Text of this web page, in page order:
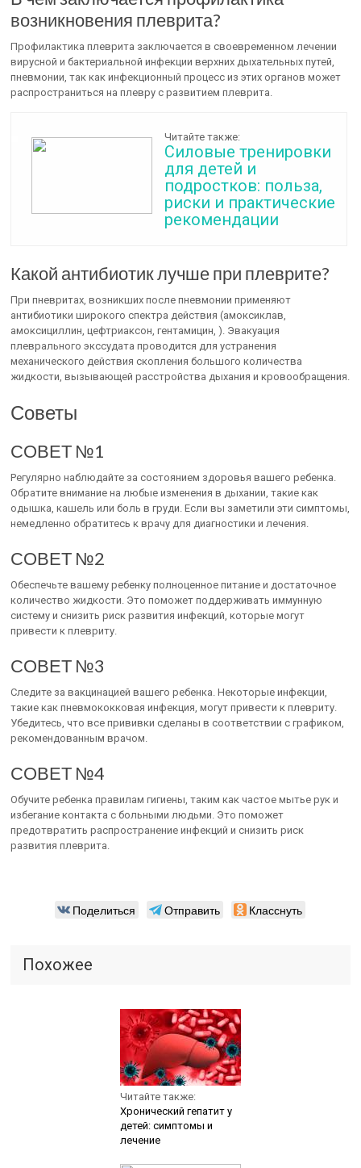
возникновения плеврита?
Профилактика плеврита заключается в своевременном лечении
вирусной и бактериальной инфекции верхних дыхательных путей,
пневмонии, так как инфекционный процесс из этих органов может
распространиться на плевру с развитием плеврита.
Читайте также:
Силовые тренировки
для детей и
подростков: польза,
риски и практические
рекомендации
Какой антибиотик лучше при плеврите?
При пневритах, возникших после пневмонии применяют
антибиотики широкого спектра действия (амоксиклав,
амоксициллин, цефтриаксон, гентамицин, ). Эвакуация
плеврального экссудата проводится для устранения
механического действия скопления большого количества
жидкости, вызывающей расстройства дыхания и кровообращения.
Советы
СОВЕТ №1
Регулярно наблюдайте за состоянием здоровья вашего ребенка.
Обратите внимание на любые изменения в дыхании, такие как
одышка, кашель или боль в груди. Если вы заметили эти симптомы,
немедленно обратитесь к врачу для диагностики и лечения.
СОВЕТ №2
Обеспечьте вашему ребенку полноценное питание и достаточное
количество жидкости. Это поможет поддерживать иммунную
систему и снизить риск развития инфекций, которые могут
привести к плевриту.
СОВЕТ №3
Следите за вакцинацией вашего ребенка. Некоторые инфекции,
такие как пневмококковая инфекция, могут привести к плевриту.
Убедитесь, что все прививки сделаны в соответствии с графиком,
рекомендованным врачом.
СОВЕТ №4
Обучите ребенка правилам гигиены, таким как частое мытье рук и
избегание контакта с больными людьми. Это поможет
предотвратить распространение инфекций и снизить риск
развития плеврита.
Поделиться Отправить Класснуть
Похожее
Читайте также:
Хронический гепатит у
детей: симптомы и
лечение